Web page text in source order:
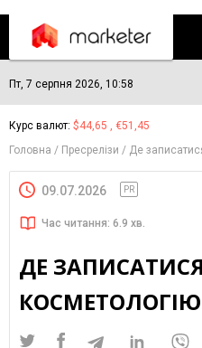
Пт, 7 серпня 2026, 10:58
Курс валют: $44,65 , €51,45
Головна
Пресрелізи Де
09.07.2026 PR
Час читання: 6.9 хв.
ДЕ
КОСМЕТОЛОГІЮ